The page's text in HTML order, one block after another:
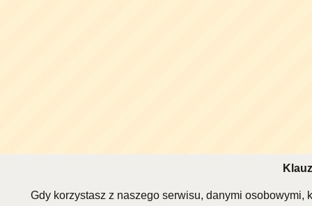
Gdy korzystasz z naszego serwisu, danymi osobowymi,